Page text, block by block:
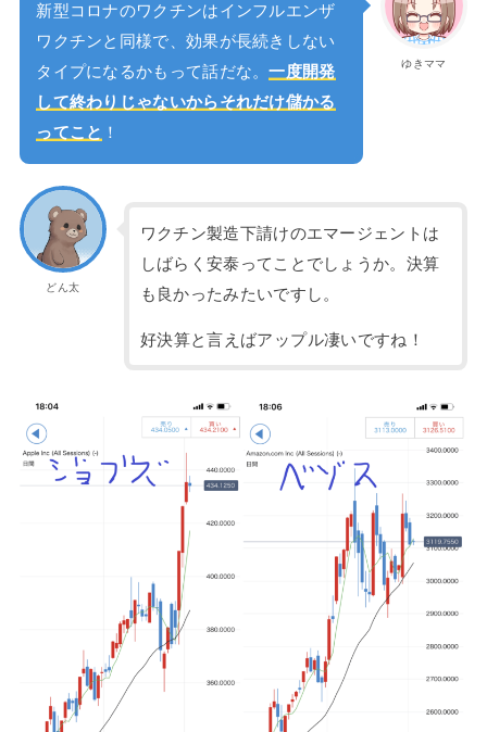
ゆきママ
新型コロナのワクチンはインフルエンザ
ワクチンと同様で、効果が長続きしない
タイプになるかもって話だな。一度開発
して終わりじゃないからそれだけ儲かる
ってこと ！
どん太
ワクチン製造下請けのエマージェントは
しばらく安泰ってことでしょうか。決算
も良かったみたいですし。
好決算と言えばアップル凄いですね！